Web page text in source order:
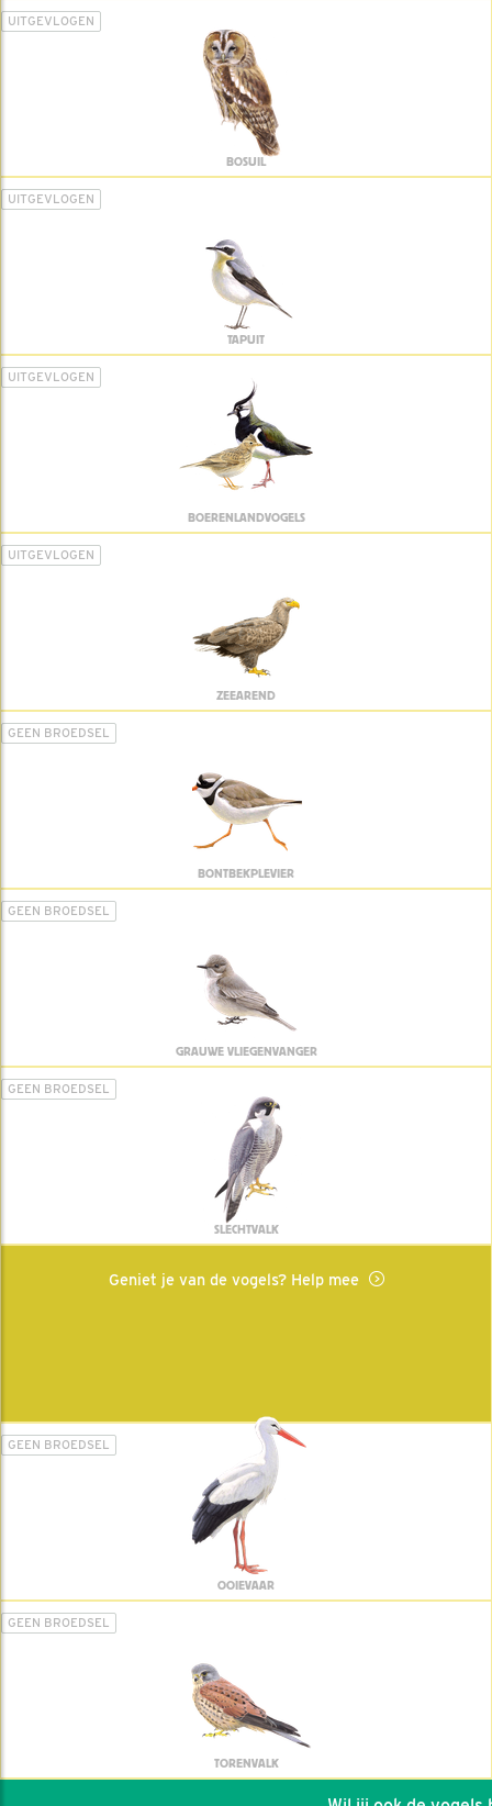
UITGEVLOGEN
BOSUIL
UITGEVLOGEN
TAPUIT
UITGEVLOGEN
BOERENLANDVOGELS
UITGEVLOGEN
ZEEAREND
GEEN BROEDSEL
BONTBEKPLEVIER
GEEN BROEDSEL
GRAUWE VLIEGENVANGER
GEEN BROEDSEL
SLECHTVALK
Geniet je van de vogels? Help mee
GEEN BROEDSEL
OOIEVAAR
GEEN BROEDSEL
TORENVALK